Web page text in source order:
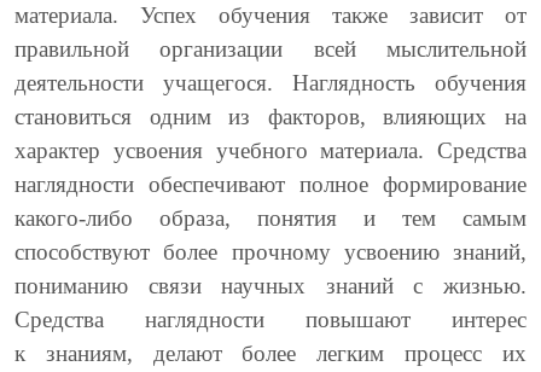
материала. Успех обучения также зависит от
правильной организации всей мыслительной
деятельности учащегося. Наглядность обучения
становиться одним из факторов, влияющих на
характер усвоения учебного материала. Средства
наглядности обеспечивают полное формирование
какого-либо образа, понятия и тем самым
способствуют более прочному усвоению знаний,
пониманию связи научных знаний с жизнью.
Средства наглядности повышают интерес
к знаниям, делают более легким процесс их